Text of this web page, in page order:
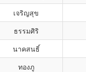
เจริญสุข
ธรรมศิริ
นาคสนธิ์
ทองภู